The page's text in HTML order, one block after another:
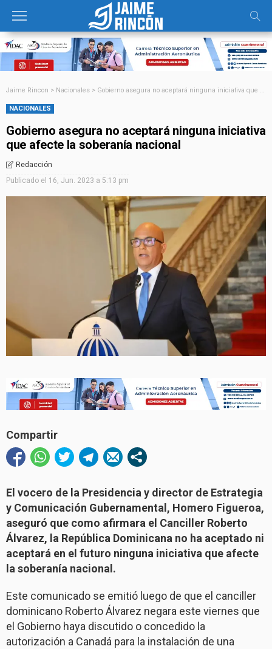
Jaime Rincon > Nacionales > Gobierno asegura no aceptará ninguna iniciativa que afecte la soberanía nacional
NACIONALES
Gobierno asegura no aceptará ninguna iniciativa
que afecte la soberanía nacional
Redacción
Publicado el 16, Jun. 2023 a 5:13 pm
Compartir
El vocero de la Presidencia y director de Estrategia
y Comunicación Gubernamental, Homero Figueroa,
aseguró que como afirmara el Canciller Roberto
Álvarez, la República Dominicana no ha aceptado ni
aceptará en el futuro ninguna iniciativa que afecte
la soberanía nacional.
Este comunicado se emitió luego de que el canciller
dominicano Roberto Álvarez negara este viernes que
el Gobierno haya discutido o concedido la
autorización a Canadá para la instalación de una